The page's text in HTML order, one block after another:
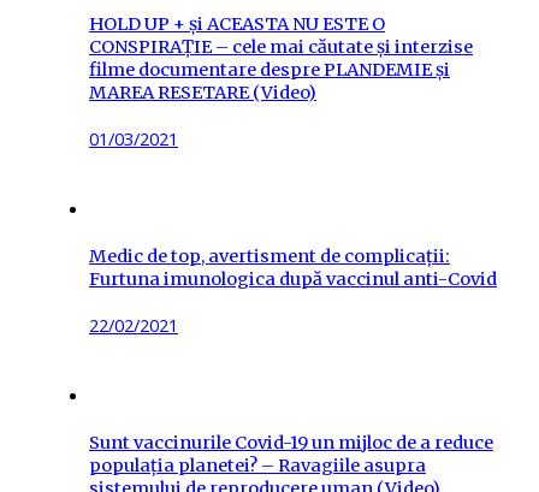
HOLD UP + și ACEASTA NU ESTE O
CONSPIRAȚIE – cele mai căutate și interzise
filme documentare despre PLANDEMIE și
MAREA RESETARE (Video)
Posted
01/03/2021
Medic de top, avertisment de complicații:
Furtuna imunologica după vaccinul anti-Covid
Posted
22/02/2021
Sunt vaccinurile Covid-19 un mijloc de a reduce
populația planetei? – Ravagiile asupra